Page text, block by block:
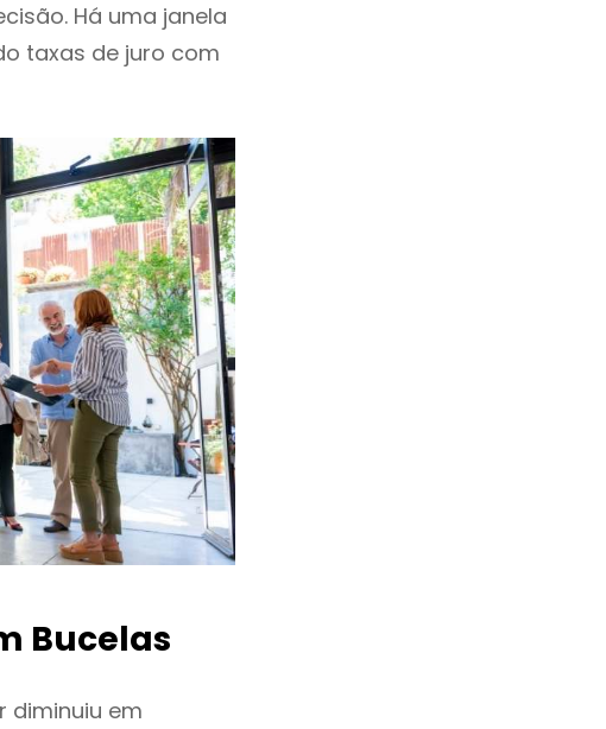
Há uma janela
taxas de juro com
Bucelas
diminuiu em